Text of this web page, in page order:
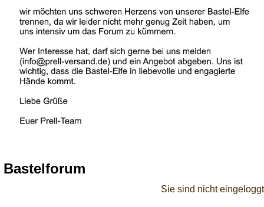
Bastelforum
Sie sind nicht eingeloggt